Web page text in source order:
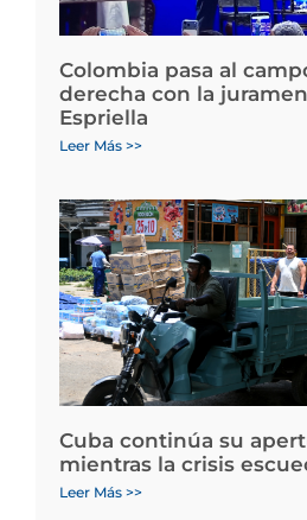
Colombia pasa al
derecha con la
Espriella
Leer Más >>
Cuba continúa su
mientras la crisis
Leer Más >>